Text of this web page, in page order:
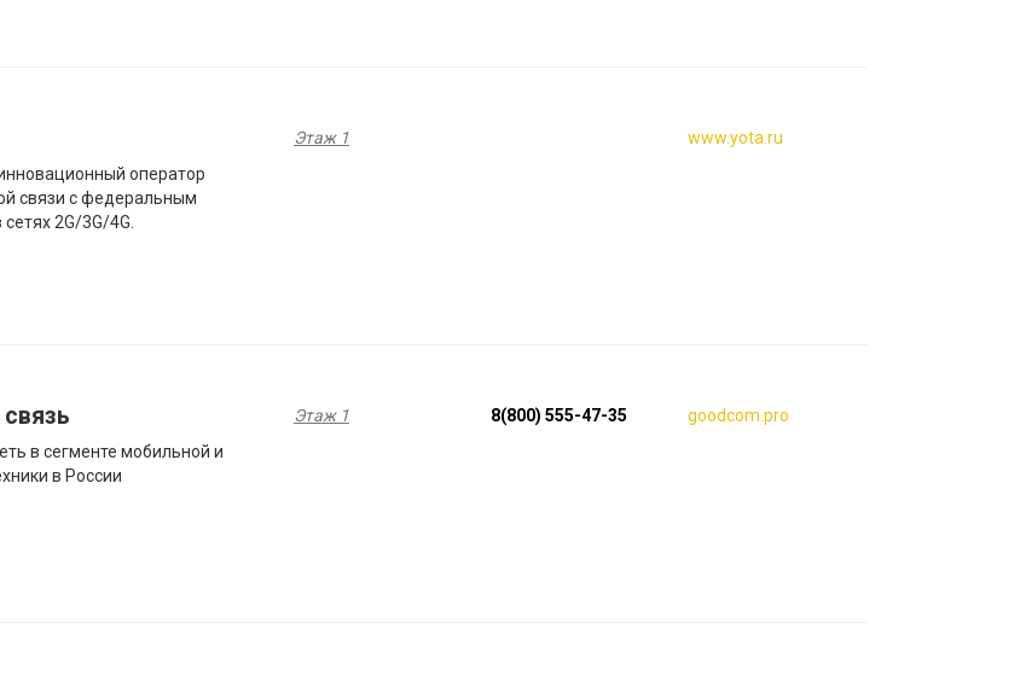
оператор
связи с федеральным
2G/3G/4G.
Этаж 1 www.yota.ru
в сегменте мобильной и
в России
Этаж 1 8(800) 555-47-35 goodcom.pro